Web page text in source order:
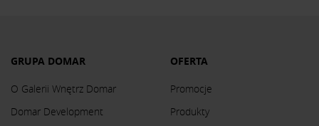
GRUPA DOMAR
O Galerii Wnętrz Domar
Domar Development
OFERTA
Promocje
Produkty